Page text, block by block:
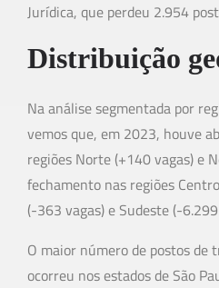
Jurídica, que perdeu 2.954
Distribuição
Na análise segmentada por
vemos que, em 2023, houve
regiões Norte (+140 vagas) e
fechamento nas regiões
(-363 vagas) e Sudeste (-
O maior número de postos de
ocorreu nos estados de São